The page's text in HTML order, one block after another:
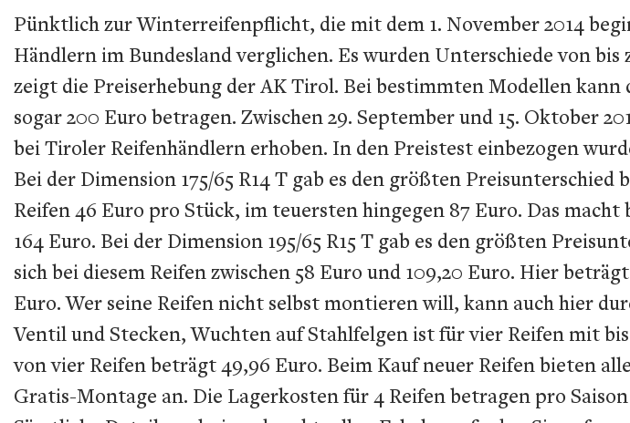
Pünktlich zur Winterreifenpflicht, die mit dem 1. November 2014
Händlern im Bundesland verglichen. Es wurden Unterschiede von
zeigt die Preiserhebung der AK Tirol. Bei bestimmten Modellen
sogar 200 Euro betragen. Zwischen 29. September und 15. Oktober
bei Tiroler Reifenhändlern erhoben. In den Preistest einbezogen
Bei der Dimension 175/65 R14 T gab es den größten
Reifen 46 Euro pro Stück, im teuersten hingegen 87 Euro. Das
164 Euro. Bei der Dimension 195/65 R15 T gab es den größten
sich bei diesem Reifen zwischen 58 Euro und 109,20 Euro. Hier
Euro. Wer seine Reifen nicht selbst montieren will, kann auch hier
Ventil und Stecken, Wuchten auf Stahlfelgen ist für vier Reifen mit
von vier Reifen beträgt 49,96 Euro. Beim Kauf neuer Reifen bieten
Gratis-Montage an. Die Lagerkosten für 4 Reifen betragen pro